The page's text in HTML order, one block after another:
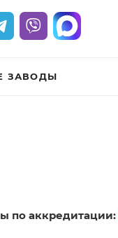
ЗАВОДЫ
по аккредитации: